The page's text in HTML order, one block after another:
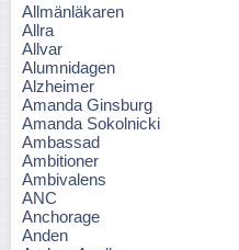
Allmänläkaren
Allra
Allvar
Alumnidagen
Alzheimer
Amanda Ginsburg
Amanda Sokolnicki
Ambassad
Ambitioner
Ambivalens
ANC
Anchorage
Anden